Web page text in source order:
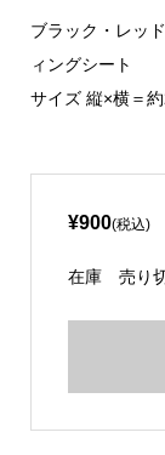
ブラック・レッ
ィングシート
サイズ 縦×横＝
¥900(税込)
在庫 売り